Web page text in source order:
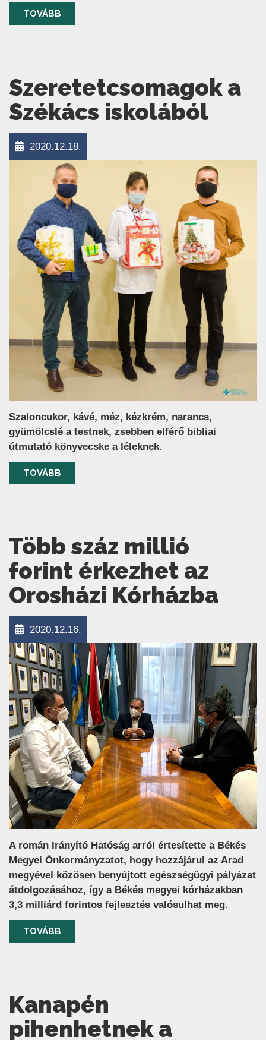
TOVÁBB
Szeretetcsomagok a
Székács iskolából
2020.12.18.
Szaloncukor, kávé, méz, kézkrém, narancs,
gyümölcslé a testnek, zsebben elférő bibliai
útmutató könyvecske a léleknek.
TOVÁBB
Több száz millió
forint érkezhet az
Orosházi Kórházba
2020.12.16.
A román Irányító Hatóság arról értesítette a Békés
Megyei Önkormányzatot, hogy hozzájárul az Arad
megyével közösen benyújtott egészségügyi pályázat
átdolgozásához, így a Békés megyei kórházakban
3,3 milliárd forintos fejlesztés valósulhat meg.
TOVÁBB
Kanapén
pihenhetnek a